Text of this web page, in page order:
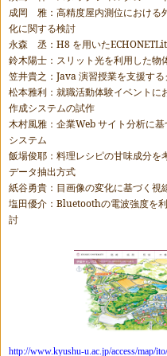
成岡 雅：高精度屋内測位における
化に関する検討
永森 丞： H8 を用いた
鈴木陽士：スリット光を利用した物
笠井貴之： Java演習授業を支援す
松本雅利：就職活動体験イベント
作成システムの試作
木村風雅：企業Webサイト分析に
システム
飯場俊耶：料理レシピの甘味成分を
データ抽出方式
紙谷勇貴：目画像の変化に基づく視
塩田優介：Bluetoothの電波強度を
討
http://www.kyushu-u.ac.jp/access/map/